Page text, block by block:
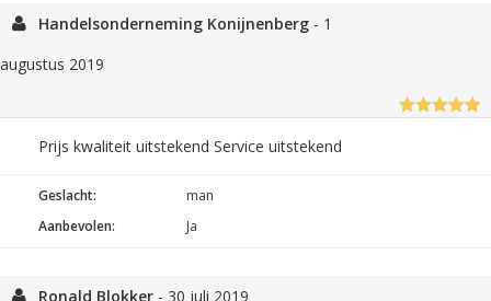
Handelsonderneming Konijnenberg - 1
augustus 2019
Prijs kwaliteit uitstekend Service uitstekend
Geslacht:
man
Aanbevolen:
Ja
Ronald Blokker - 30 juli 2019